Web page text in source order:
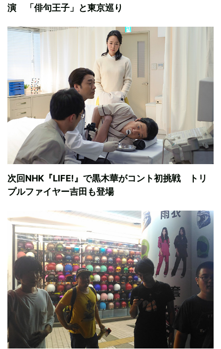
演 「俳句王子」と東京巡り
次回NHK『LIFE!』で黒木華がコント初挑戦 トリ
プルファイヤー吉田も登場